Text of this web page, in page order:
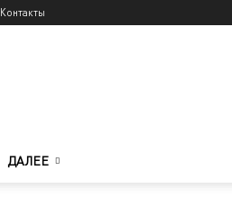
Контакты
ДАЛЕЕ